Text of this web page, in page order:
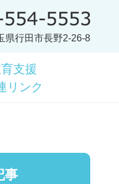
県行田市長野2-26-8
支援
リンク
事